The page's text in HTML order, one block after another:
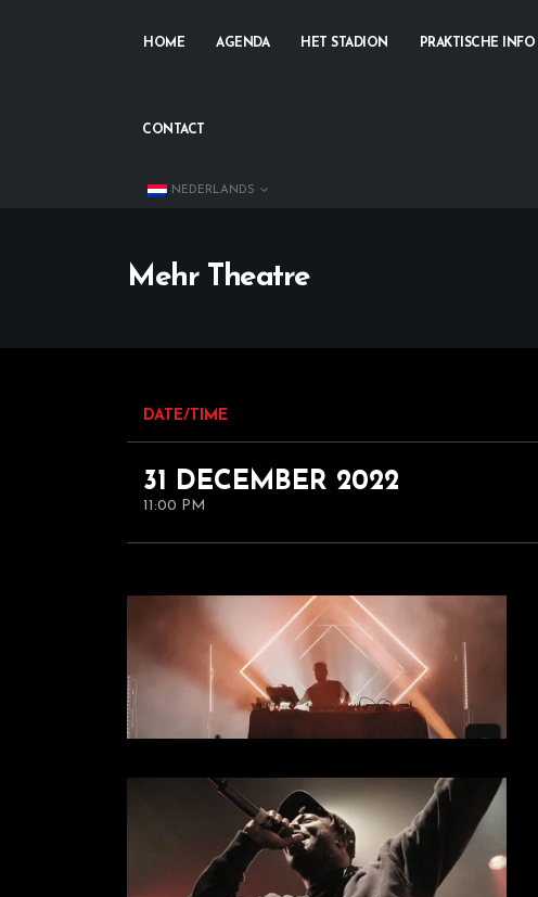
HOME AGENDA HET STADION PRAKTISCHE INFO
CONTACT
NEDERLANDS
Mehr Theatre
DATE/TIME
31 DECEMBER 2022
11:00 PM